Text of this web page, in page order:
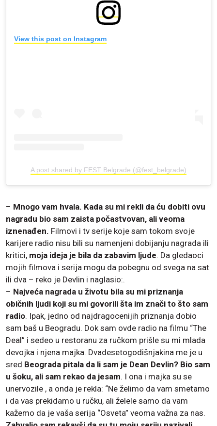
View this post on Instagram
A post shared by FEST Belgrade (@fest_belgrade)
– Mnogo vam hvala. Kada su mi rekli da ću dobiti ovu
nagradu bio sam zaista počastvovan, ali veoma
iznenađen. Filmovi i tv serije koje sam tokom svoje
karijere radio nisu bili su namenjeni dobijanju nagrada ili
kritici, moja ideja je bila da zabavim ljude. Da gledaoci
mojih filmova i serija mogu da pobegnu od svega na sat
ili dva – reko je Devlin i naglasio:.
– Najveća nagrada u životu bila su mi priznanja
običnih ljudi koji su mi govorili šta im znači to što sam
radio. Ipak, jedno od najdragocenijih priznanja dobio
sam baš u Beogradu. Dok sam ovde radio na filmu “The
Deal” i sedeo u restoranu za ručkom prišle su mi mlada
devojka i njena majka. Dvadesetogodišnjakina me je u
sred Beograda pitala da li sam je Dean Devlin? Bio sam
u šoku, ali sam rekao da jesam. I ona i majka su se
unervozile , a onda je rekla: “Ne želimo da vam smetamo
i da vas prekidamo u ručku, ali želele samo da vam
kažemo da je vaša serija “Osveta” veoma važna za nas.